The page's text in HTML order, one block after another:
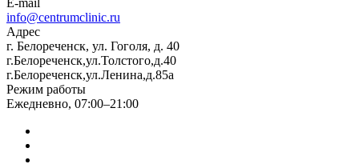
E-mail
info@centrumclinic.ru
Адрес
г. Белореченск, ул. Гоголя, д. 40
г.Белореченск,ул.Толстого,д.40
г.Белореченск,ул.Ленина,д.85а
Режим работы
Ежедневно, 07:00–21:00